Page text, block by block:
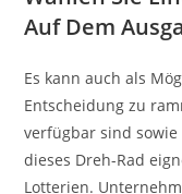
Auf Dem
Es kann auch als
Entscheidung zu
verfügbar sind sowie
dieses Dreh-Rad
Lotterien.